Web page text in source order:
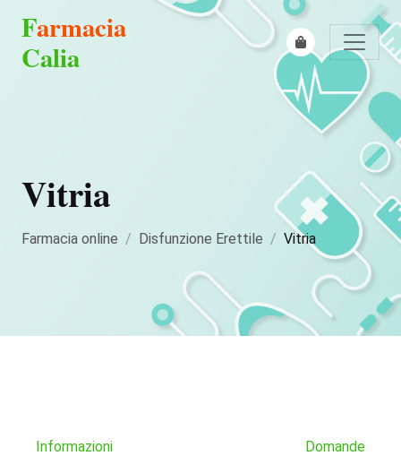
Farmacia
Calia
Vitria
Farmacia online Disfunzione Erettile Vitria
Informazioni Domande